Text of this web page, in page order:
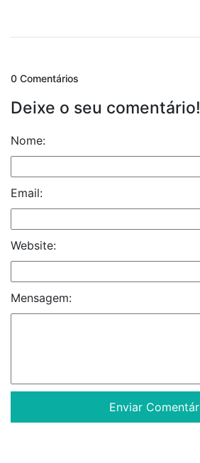
0 Comentários
Deixe o seu comentário!
Nome:
Email:
Website:
Mensagem: